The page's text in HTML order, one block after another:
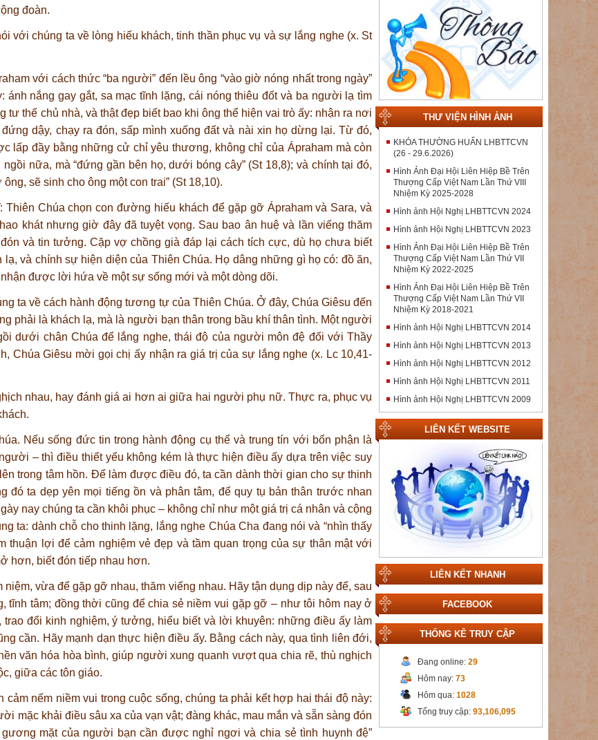
đoàn.
với chúng ta về lòng hiếu khách, tinh thần phục vụ và sự lắng nghe (x. St
với cách thức “ba người” đến lều ông “vào giờ nóng nhất trong ngày”
ánh nắng gay gắt, sa mạc tĩnh lặng, cái nóng thiêu đốt và ba người lạ tìm
tư thế chủ nhà, và thật đẹp biết bao khi ông thể hiện vai trò ấy: nhận ra nơi
dậy, chạy ra đón, sấp mình xuống đất và nài xin họ dừng lại. Từ đó,
lấp đầy bằng những cử chỉ yêu thương, không chỉ của Ápraham mà còn
nữa, mà “đứng gần bên họ, dưới bóng cây” (St 18,8); và chính tại đó,
sẽ sinh cho ông một con trai” (St 18,10).
Chúa chọn con đường hiếu khách để gặp gỡ Ápraham và Sara, và
khát nhưng giờ đây đã tuyệt vọng. Sau bao ân huệ và lần viếng thăm
và tin tưởng. Cặp vợ chồng già đáp lại cách tích cực, dù họ chưa biết
và chính sự hiện diện của Thiên Chúa. Họ dâng những gì họ có: đồ ăn,
được lời hứa về một sự sống mới và một dòng dõi.
ta về cách hành động tương tự của Thiên Chúa. Ở đây, Chúa Giêsu đến
phải là khách lạ, mà là người bạn thân trong bầu khí thân tình. Một người
dưới chân Chúa để lắng nghe, thái độ của người môn đệ đối với Thầy
Chúa Giêsu mời gọi chị ấy nhận ra giá trị của sự lắng nghe (x. Lc 10,41-
nhau, hay đánh giá ai hơn ai giữa hai người phụ nữ. Thực ra, phục vụ
Nếu sống đức tin trong hành động cụ thể và trung tín với bổn phận là
– thì điều thiết yếu không kém là thực hiện điều ấy dựa trên việc suy
trong tâm hồn. Để làm được điều đó, ta cần dành thời gian cho sự thinh
đó ta dẹp yên mọi tiếng ồn và phân tâm, để quy tụ bản thân trước nhan
nay chúng ta cần khôi phục – không chỉ như một giá trị cá nhân và cộng
ta: dành chỗ cho thinh lặng, lắng nghe Chúa Cha đang nói và “nhìn thấy
thuận lợi để cảm nghiệm vẻ đẹp và tầm quan trọng của sự thân mật với
hơn, biết đón tiếp nhau hơn.
vừa để gặp gỡ nhau, thăm viếng nhau. Hãy tận dụng dịp này để, sau
tĩnh tâm; đồng thời cũng để chia sẻ niềm vui gặp gỡ – như tôi hôm nay ở
đổi kinh nghiệm, ý tưởng, hiểu biết và lời khuyên: những điều ấy làm
cần. Hãy mạnh dạn thực hiện điều ấy. Bằng cách này, qua tình liên đới,
văn hóa hòa bình, giúp người xung quanh vượt qua chia rẽ, thù nghịch
giữa các tôn giáo.
nếm niềm vui trong cuộc sống, chúng ta phải kết hợp hai thái độ này:
mặc khải điều sâu xa của vạn vật; đàng khác, mau mắn và sẵn sàng đón
mặt của người bạn cần được nghỉ ngơi và chia sẻ tình huynh đệ”
THƯ VIỆN HÌNH ẢNH
KHÓA THƯỜNG HUẤN LHBTTCVN
(26 - 29.6.2026)
Hình Ảnh Đại Hội Liên Hiệp Bề Trên
Thượng Cấp Việt Nam Lần Thứ VIII
Nhiệm Kỳ 2025-2028
Hình ảnh Hội Nghị LHBTTCVN 2024
Hình ảnh Hội Nghị LHBTTCVN 2023
Hình Ảnh Đại Hội Liên Hiệp Bề Trên
Thượng Cấp Việt Nam Lần Thứ VII
Nhiệm Kỳ 2022-2025
Hình Ảnh Đại Hội Liên Hiệp Bề Trên
Thượng Cấp Việt Nam Lần Thứ VII
Nhiệm Kỳ 2018-2021
Hình ảnh Hội Nghị LHBTTCVN 2014
Hình ảnh Hội Nghị LHBTTCVN 2013
Hình ảnh Hội Nghị LHBTTCVN 2012
Hình ảnh Hội Nghị LHBTTCVN 2011
Hình ảnh Hội Nghị LHBTTCVN 2009
LIÊN KẾT WEBSITE
LIÊN KẾT NHANH
FACEBOOK
THỐNG KÊ TRUY CẬP
Đang online:29
Hôm nay:73
Hôm qua:1028
Tổng truy cập:93,106,095